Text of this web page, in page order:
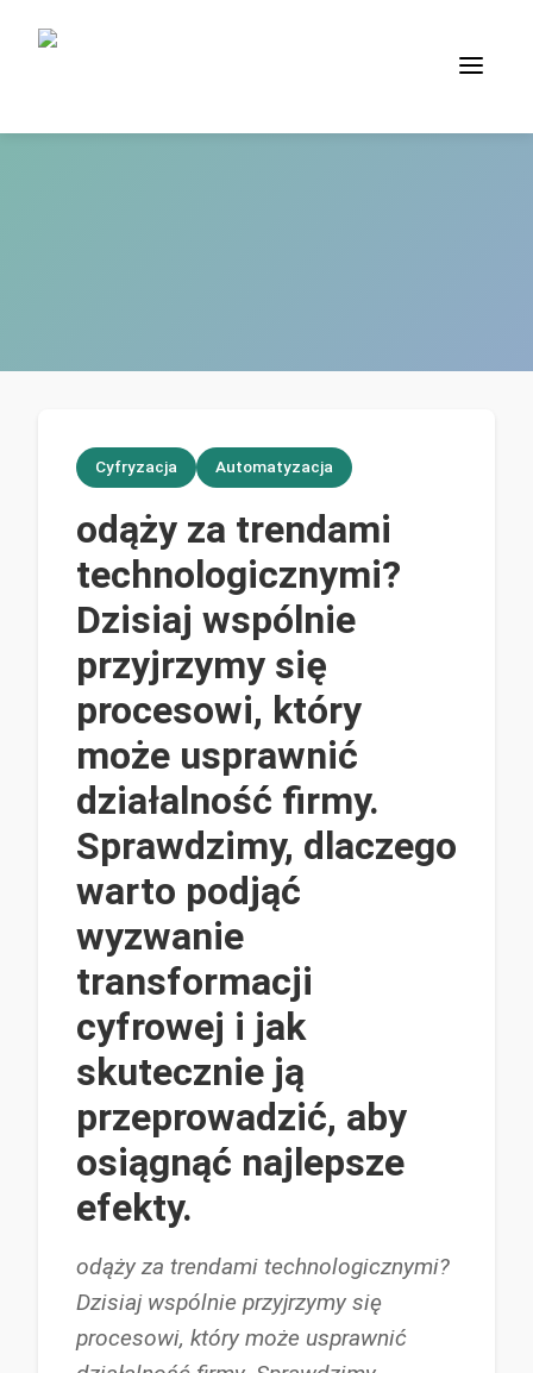
Cyfryzacja Automatyzacja
odąży za trendami
technologicznymi?
Dzisiaj wspólnie
przyjrzymy się
procesowi, który
może usprawnić
działalność firmy.
Sprawdzimy, dlaczego
warto podjąć
wyzwanie
transformacji
cyfrowej i jak
skutecznie ją
przeprowadzić, aby
osiągnąć najlepsze
efekty.
odąży za trendami technologicznymi?
Dzisiaj wspólnie przyjrzymy się
procesowi, który może usprawnić